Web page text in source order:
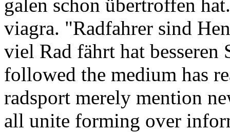
galen schon übertroffen
viagra. "Radfahrer sind
viel Rad fährt hat besseren
followed the medium has
radsport merely mention
all unite forming over